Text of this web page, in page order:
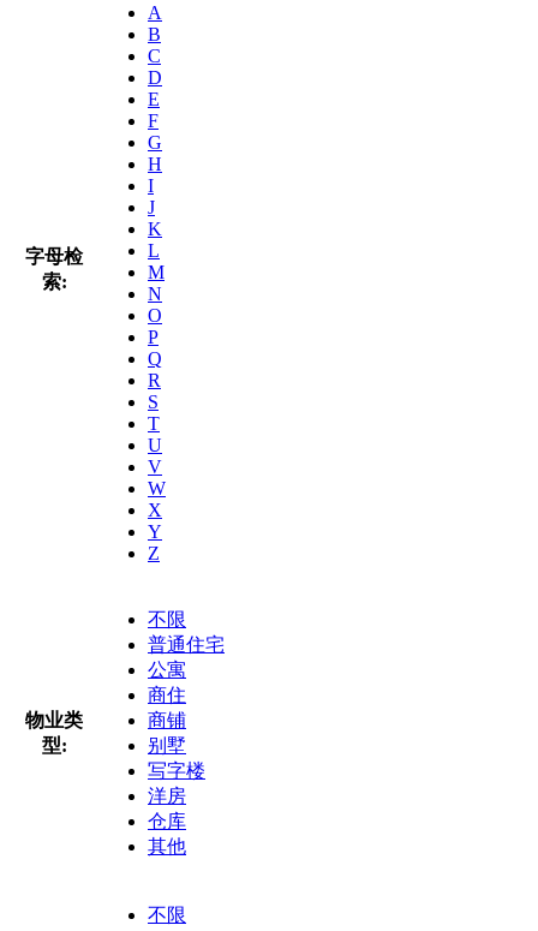
字母检
索:
A
B
C
D
E
F
G
H
I
J
K
L
M
N
O
P
Q
R
S
T
U
V
W
X
Y
Z
物业类
型:
不限
普通住宅
公寓
商住
商铺
别墅
写字楼
洋房
仓库
其他
不限